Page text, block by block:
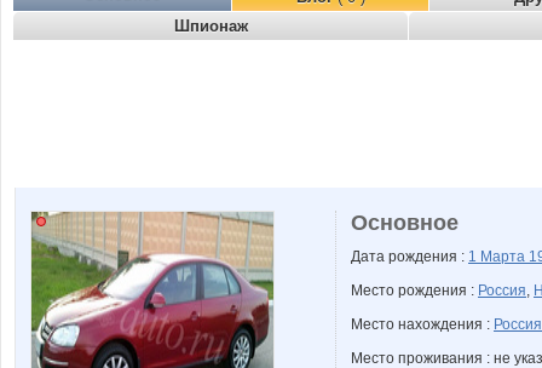
Шпионаж
Основное
Дата рождения : 1 Марта
Место рождения : Россия,
Место нахождения : Россия
Место проживания : не